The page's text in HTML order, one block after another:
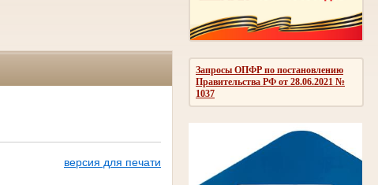
Запросы ОПФР по постановлению
Правительства РФ от 28.06.2021 №
1037
версия для печати